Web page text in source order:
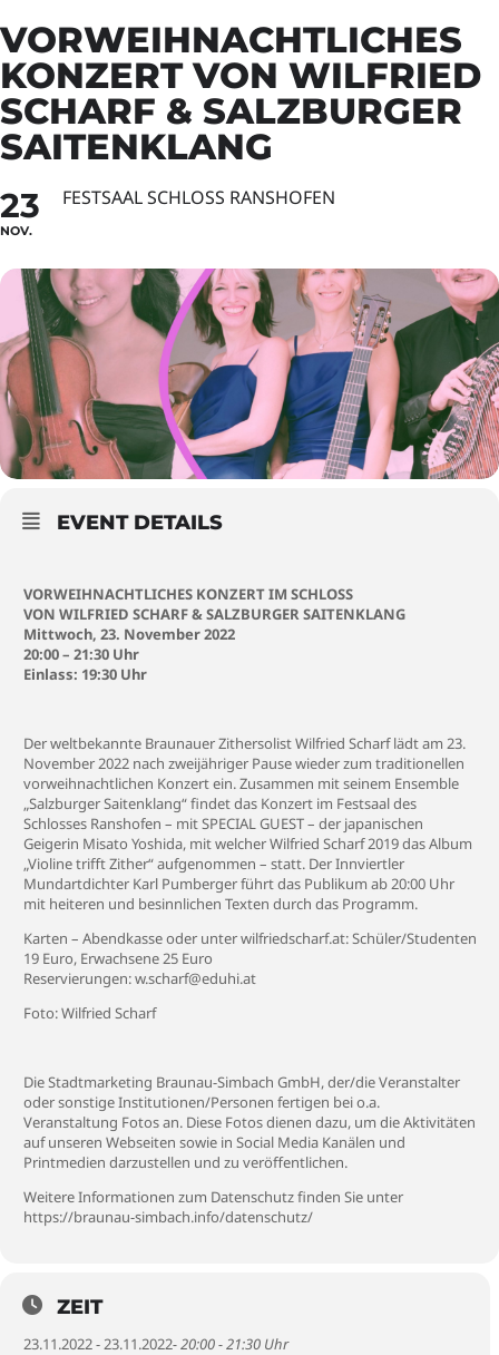
VORWEIHNACHTLICHES
KONZERT VON WILFRIED
SCHARF & SALZBURGER
SAITENKLANG
23
NOV.
FESTSAAL SCHLOSS RANSHOFEN
EVENT DETAILS
VORWEIHNACHTLICHES KONZERT IM SCHLOSS
VON WILFRIED SCHARF & SALZBURGER SAITENKLANG
Mittwoch, 23. November 2022
20:00 – 21:30 Uhr
Einlass: 19:30 Uhr
Der weltbekannte Braunauer Zithersolist Wilfried Scharf lädt am 23.
November 2022 nach zweijähriger Pause wieder zum traditionellen
vorweihnachtlichen Konzert ein. Zusammen mit seinem Ensemble
„Salzburger Saitenklang“ findet das Konzert im Festsaal des
Schlosses Ranshofen – mit SPECIAL GUEST – der japanischen
Geigerin Misato Yoshida, mit welcher Wilfried Scharf 2019 das Album
„Violine trifft Zither“ aufgenommen – statt. Der Innviertler
Mundartdichter Karl Pumberger führt das Publikum ab 20:00 Uhr
mit heiteren und besinnlichen Texten durch das Programm.
Karten – Abendkasse oder unterwilfriedscharf.at: Schüler/Studenten
19 Euro, Erwachsene 25 Euro
Reservierungen:w.scharf@eduhi.at
Foto: Wilfried Scharf
Die Stadtmarketing Braunau-Simbach GmbH, der/die Veranstalter
oder sonstige Institutionen/Personen fertigen bei o.a.
Veranstaltung Fotos an. Diese Fotos dienen dazu, um die Aktivitäten
auf unseren Webseiten sowie in Social Media Kanälen und
Printmedien darzustellen und zu veröffentlichen.
Weitere Informationen zum Datenschutz finden Sie unter
https://braunau-simbach.info/datenschutz/
ZEIT
23.11.2022 - 23.11.2022- 20:00 - 21:30 Uhr